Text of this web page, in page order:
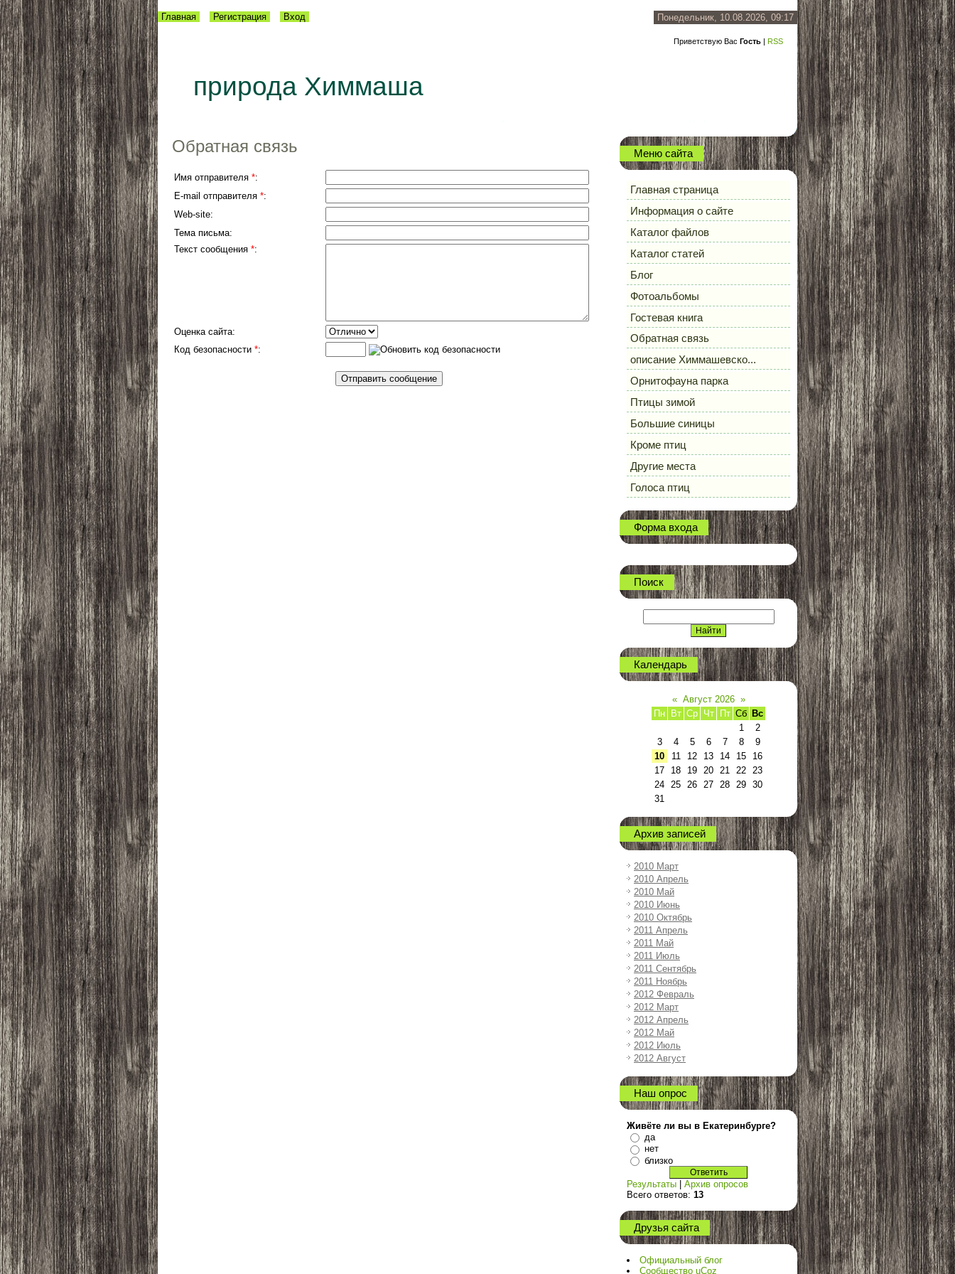
Понедельник, 10.08.2026, 09:17
Приветствую Вас Гость | RSS
природа Химмаша
Главная Регистрация Вход
Обратная связь
Имя отправителя *:
E-mail отправителя *:
Web-site:
Тема письма:
Текст сообщения *:
Оценка сайта:
Код безопасности *:
Меню сайта
Главная страница
Информация о сайте
Каталог файлов
Каталог статей
Блог
Фотоальбомы
Гостевая книга
Обратная связь
описание Химмашевско...
Орнитофауна парка
Птицы зимой
Большие синицы
Кроме птиц
Другие места
Голоса птиц
Форма входа
Поиск
Календарь
« Август 2026 »
Пн
Вт Ср Чт Пт Сб Вс
1
2
3
4 5 6 7 8
9
10
11 12 13 14 15
16
17
18 19 20 21 22
23
24
25 26 27 28 29 30
31
Архив записей
2010 Март
2010 Апрель
2010 Май
2010 Июнь
2010 Октябрь
2011 Апрель
2011 Май
2011 Июль
2011 Сентябрь
2011 Ноябрь
2012 Февраль
2012 Март
2012 Апрель
2012 Май
2012 Июль
2012 Август
Наш опрос
Живёте ли вы в Екатеринбурге?
да
нет
близко
Результаты
Архив опросов
Всего ответов: 13
Друзья сайта
Официальный блог
Сообщество uCoz